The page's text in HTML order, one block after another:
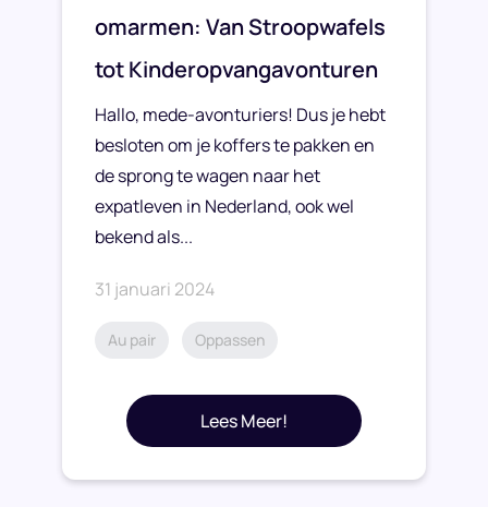
omarmen: Van Stroopwafels
tot Kinderopvangavonturen
Hallo, mede-avonturiers! Dus je hebt
besloten om je koffers te pakken en
de sprong te wagen naar het
expatleven in Nederland, ook wel
bekend als...
31 januari 2024
Au pair Oppassen
Lees Meer!